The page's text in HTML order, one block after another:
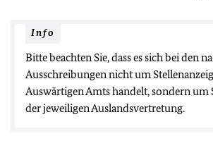
Info
Bitte beachten Sie, dass es sich bei den
Ausschreibungen nicht um
Auswärtigen Amts handelt, sondern um
der jeweiligen Auslandsvertretung.